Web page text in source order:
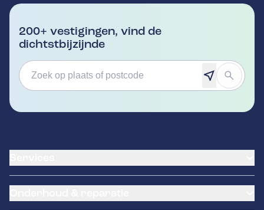
200+ vestigingen, vind de
dichtstbijzijnde